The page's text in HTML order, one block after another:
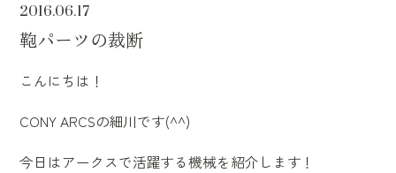
2016.06.17
鞄パーツの裁断
こんにちは！
CONY ARCSの細川です(^^)
今日はアークスで活躍する機械を紹介します！